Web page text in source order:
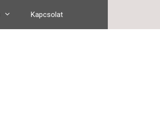
Kapcsolat